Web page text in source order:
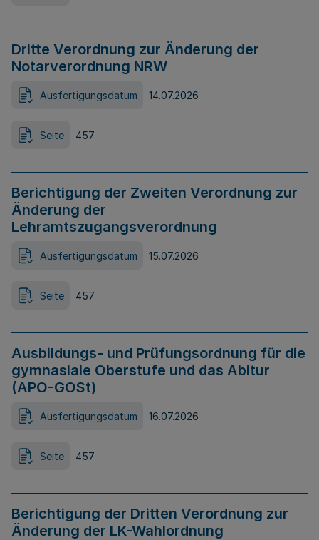
Dritte Verordnung zur Änderung der
Notarverordnung NRW
Ausfertigungsdatum 14.07.2026
Seite 457
Berichtigung der Zweiten Verordnung zur
Änderung der
Lehramtszugangsverordnung
Ausfertigungsdatum 15.07.2026
Seite 457
Ausbildungs- und Prüfungsordnung für die
gymnasiale Oberstufe und das Abitur
(APO-GOSt)
Ausfertigungsdatum 16.07.2026
Seite 457
Berichtigung der Dritten Verordnung zur
Änderung der LK-Wahlordnung